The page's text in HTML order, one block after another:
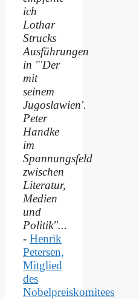
ich
Lothar
Strucks
Ausführungen
in "'Der
mit
seinem
Jugoslawien'.
Peter
Handke
im
Spannungsfeld
zwischen
Literatur,
Medien
und
Politik"...
- Henrik
Petersen,
Mitglied
des
Nobelpreiskomitees